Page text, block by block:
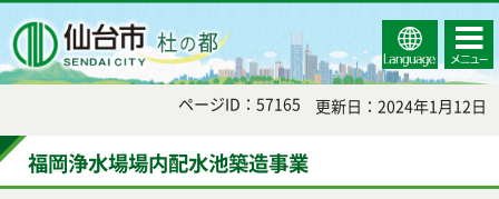
Select
Language
コンテ
ンツメ
ニュー
ページID：57165 更新日：2024年1月12日
福岡浄水場場内配水池築造事業